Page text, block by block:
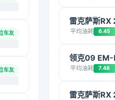
车友
车友
雷克萨斯
平均油耗 6.45
领克09 EM-
平均油耗 7.48
雷克萨斯